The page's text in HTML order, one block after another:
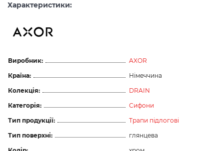
Характеристики:
Виробник:
AXOR
Країна:
Німеччина
Колекція:
DRAIN
Категорія:
Сифони
Тип продукції:
Трапи підлогові
Тип поверхні:
глянцева